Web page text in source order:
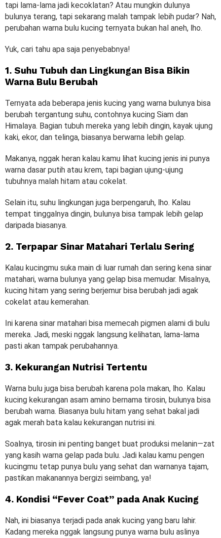
tapi lama-lama jadi kecoklatan? Atau mungkin dulunya
bulunya terang, tapi sekarang malah tampak lebih pudar? Nah,
perubahan warna bulu kucing ternyata bukan hal aneh, lho.
Yuk, cari tahu apa saja penyebabnya!
1. Suhu Tubuh dan Lingkungan Bisa Bikin
Warna Bulu Berubah
Ternyata ada beberapa jenis kucing yang warna bulunya bisa
berubah tergantung suhu, contohnya kucing Siam dan
Himalaya. Bagian tubuh mereka yang lebih dingin, kayak ujung
kaki, ekor, dan telinga, biasanya berwarna lebih gelap.
Makanya, nggak heran kalau kamu lihat kucing jenis ini punya
warna dasar putih atau krem, tapi bagian ujung-ujung
tubuhnya malah hitam atau cokelat.
Selain itu, suhu lingkungan juga berpengaruh, lho. Kalau
tempat tinggalnya dingin, bulunya bisa tampak lebih gelap
daripada biasanya.
2. Terpapar Sinar Matahari Terlalu Sering
Kalau kucingmu suka main di luar rumah dan sering kena sinar
matahari, warna bulunya yang gelap bisa memudar. Misalnya,
kucing hitam yang sering berjemur bisa berubah jadi agak
cokelat atau kemerahan.
Ini karena sinar matahari bisa memecah pigmen alami di bulu
mereka. Jadi, meski nggak langsung kelihatan, lama-lama
pasti akan tampak perubahannya.
3. Kekurangan Nutrisi Tertentu
Warna bulu juga bisa berubah karena pola makan, lho. Kalau
kucing kekurangan asam amino bernama tirosin, bulunya bisa
berubah warna. Biasanya bulu hitam yang sehat bakal jadi
agak merah bata kalau kekurangan nutrisi ini.
Soalnya, tirosin ini penting banget buat produksi melanin—zat
yang kasih warna gelap pada bulu. Jadi kalau kamu pengen
kucingmu tetap punya bulu yang sehat dan warnanya tajam,
pastikan makanannya bergizi seimbang, ya!
4. Kondisi “Fever Coat” pada Anak Kucing
Nah, ini biasanya terjadi pada anak kucing yang baru lahir.
Kadang mereka nggak langsung punya warna bulu aslinya